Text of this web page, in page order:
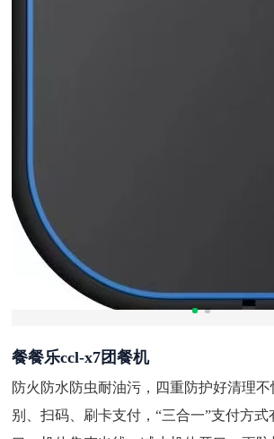
餐餐乐ccl-x7团餐机
防火防水防虫耐油污，四重防护好清理
别、扫码、刷卡支付，“三合一”支付方